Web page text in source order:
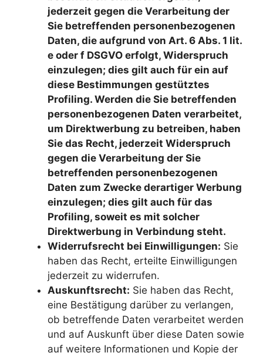
jederzeit gegen die Verarbeitung der
Sie betreffenden personenbezogenen
Daten, die aufgrund von Art. 6 Abs. 1 lit.
e oder f DSGVO erfolgt, Widerspruch
einzulegen; dies gilt auch für ein auf
diese Bestimmungen gestütztes
Profiling. Werden die Sie betreffenden
personenbezogenen Daten verarbeitet,
um Direktwerbung zu betreiben, haben
Sie das Recht, jederzeit Widerspruch
gegen die Verarbeitung der Sie
betreffenden personenbezogenen
Daten zum Zwecke derartiger Werbung
einzulegen; dies gilt auch für das
Profiling, soweit es mit solcher
Direktwerbung in Verbindung steht.
Widerrufsrecht bei Einwilligungen: Sie
haben das Recht, erteilte Einwilligungen
jederzeit zu widerrufen.
Auskunftsrecht: Sie haben das Recht,
eine Bestätigung darüber zu verlangen,
ob betreffende Daten verarbeitet werden
und auf Auskunft über diese Daten sowie
auf weitere Informationen und Kopie der